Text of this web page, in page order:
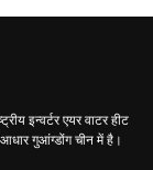
इन्वर्टर एयर वाटर हीट
आधार गुआंग्डोंग चीन में है।